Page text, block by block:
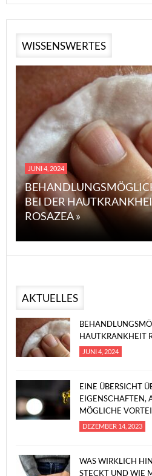
WISSENSWERTES
JUNI 4, 2024
BEI DER
ROSAZEA »
AKTUELLES
HAUTKRANKHEIT
JUNI 4, 2024
EINE ÜBERSICHT
EIGENSCHAFTEN,
MÖGLICHE
DEZEMBER 14, 2023
WAS WIRKLICH
STECKT UND WIE